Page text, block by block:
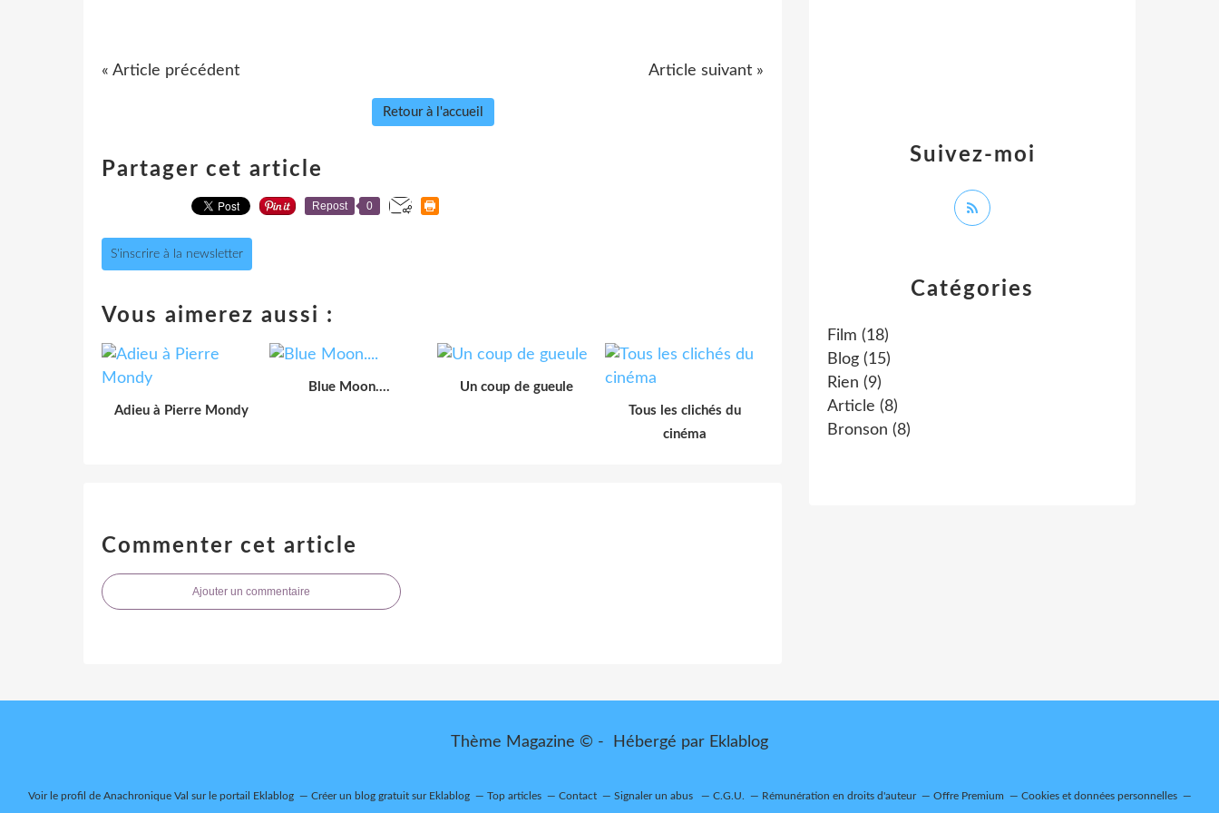
« Article précédent Article suivant »
Retour à l'accueil
Partager cet article
Repost 0
S'inscrire à la newsletter
Vous aimerez aussi :
Adieu à Pierre Mondy
Blue Moon....
Un coup de gueule
Tous les clichés du
cinéma
Commenter cet article
Ajouter un commentaire
Catégories
Film (18)
Blog (15)
Rien (9)
Article (8)
Bronson (8)
Suivez-moi
Thème Magazine © - Hébergé par Eklablog
Voir le profil de Anachronique Val sur le portail Eklablog Créer un blog gratuit sur Eklablog Top articles Contact Signaler un abus C.G.U. Rémunération en droits d'auteur Offre Premium Cookies et données personnelles